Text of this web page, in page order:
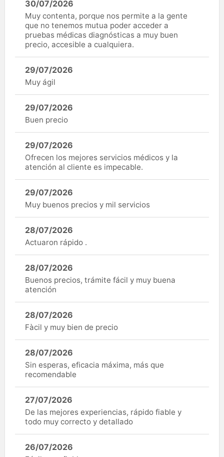
30/07/2026
Muy contenta, porque nos permite a la gente
que no tenemos mutua poder acceder a
pruebas médicas diagnósticas a muy buen
precio, accesible a cualquiera.
29/07/2026
Muy ágil
29/07/2026
Buen precio
29/07/2026
Ofrecen los mejores servicios médicos y la
atención al cliente es impecable.
29/07/2026
Muy buenos precios y mil servicios
28/07/2026
Actuaron rápido .
28/07/2026
Buenos precios, trámite fácil y muy buena
atención
28/07/2026
Fàcil y muy bien de precio
28/07/2026
Sin esperas, eficacia máxima, más que
recomendable
27/07/2026
De las mejores experiencias, rápido fiable y
todo muy correcto y detallado
26/07/2026